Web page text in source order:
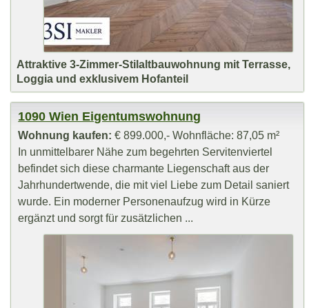
Attraktive 3-Zimmer-Stilaltbauwohnung mit Terrasse,
Loggia und exklusivem Hofanteil
1090 Wien Eigentumswohnung
Wohnung kaufen: € 899.000,- Wohnfläche: 87,05 m²
In unmittelbarer Nähe zum begehrten Servitenviertel
befindet sich diese charmante Liegenschaft aus der
Jahrhundertwende, die mit viel Liebe zum Detail saniert
wurde. Ein moderner Personenaufzug wird in Kürze
ergänzt und sorgt für zusätzlichen ...